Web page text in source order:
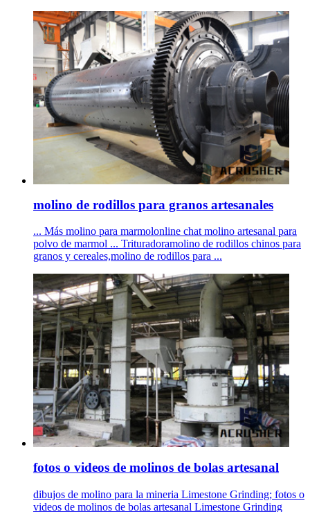
molino de rodillos para granos artesanales
... Más molino para marmolonline chat molino artesanal para
polvo de marmol ... Trituradoramolino de rodillos chinos para
granos y cereales,molino de rodillos para ...
fotos o videos de molinos de bolas artesanal
dibujos de molino para la mineria Limestone Grinding; fotos o
videos de molinos de bolas artesanal Limestone Grinding